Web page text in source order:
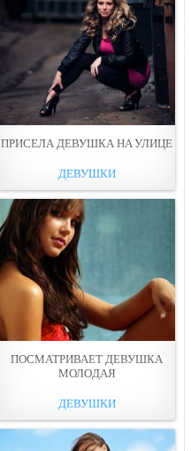
ПРИСЕЛА ДЕВУШКА НA УЛИЦE
ДЕВУШКИ
ПОСМАТРИВАЕТ ДЕВУШКА
МОЛOДАЯ
ДЕВУШКИ